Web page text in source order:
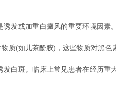
发或加重白癜风的重要环境因素
质(如儿茶酚胺)，这些物质对黑色
白斑。临床上常见患者在经历重